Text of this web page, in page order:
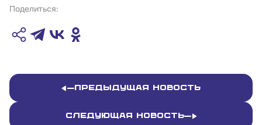
Поделиться:
Предыдущая новость
Следующая новость